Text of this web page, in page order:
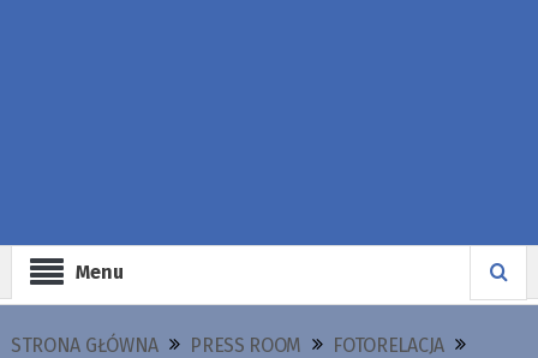
Menu
STRONA GŁÓWNA PRESS ROOM
FOTORELACJA